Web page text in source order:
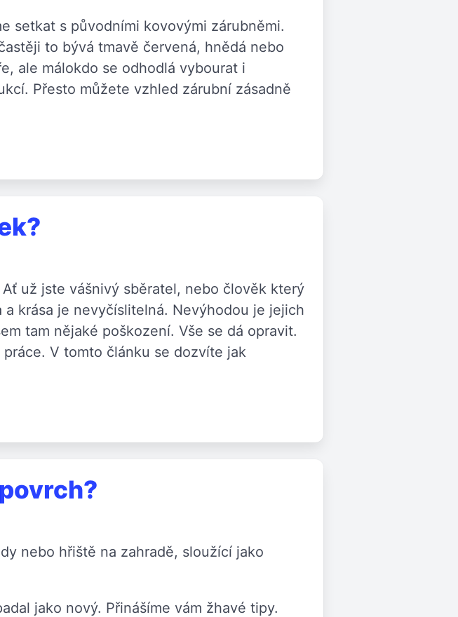
setkat s původními kovovými zárubněmi.
to bývá tmavě červená, hnědá nebo
ale málokdo se odhodlá vybourat i
Přesto můžete vzhled zárubní zásadně
už jste vášnivý sběratel, nebo člověk který
krása je nevyčíslitelná. Nevýhodou je jejich
tam nějaké poškození. Vše se dá opravit.
V tomto článku se dozvíte jak
nebo hřiště na zahradě, sloužící jako
jako nový. Přinášíme vám žhavé tipy.